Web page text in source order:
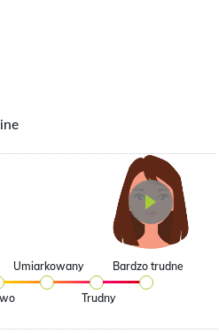
Umiarkowany
Trudny
Bardzo trudne